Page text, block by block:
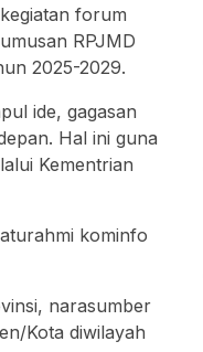
forum
RPJMD
2025-2029.
ide, gagasan
Hal ini guna
Kementrian
kominfo
narasumber
Kota diwilayah